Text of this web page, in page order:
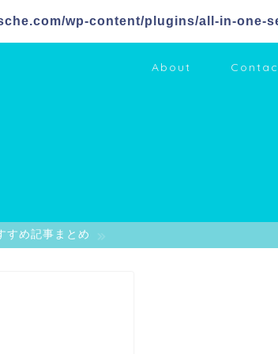
wp-content/plugins/all-in-one-
About
すめ記事まとめ